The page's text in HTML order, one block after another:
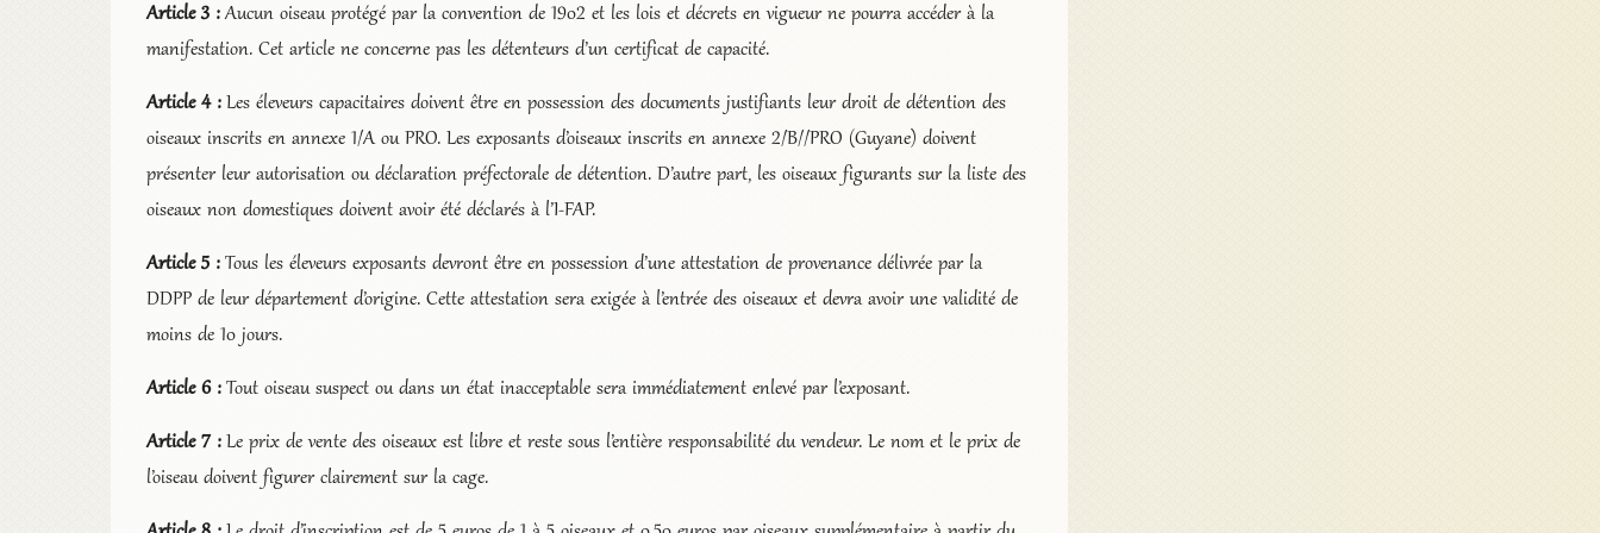
Article 3 :Aucun oiseau protégé par la convention de 1902 et les lois et décrets en vigueur ne pourra accéder à la
manifestation. Cet article ne concerne pas les détenteurs d’un certificat de capacité.
Article 4 :Les éleveurs capacitaires doivent être en possession des documents justifiants leur droit de détention des
oiseaux inscrits en annexe 1/A ou PRO. Les exposants d’oiseaux inscrits en annexe 2/B//PRO (Guyane) doivent
présenter leur autorisation ou déclaration préfectorale de détention. D’autre part, les oiseaux figurants sur la liste des
oiseaux non domestiques doivent avoir été déclarés à l’I-FAP.
Article 5 :Tous les éleveurs exposants devront être en possession d’une attestation de provenance délivrée par la
DDPP de leur département d’origine. Cette attestation sera exigée à l’entrée des oiseaux et devra avoir une validité de
moins de 10 jours.
Article 6 :Tout oiseau suspect ou dans un état inacceptable sera immédiatement enlevé par l’exposant.
Article 7 :Le prix de vente des oiseaux est libre et reste sous l’entière responsabilité du vendeur. Le nom et le prix de
l’oiseau doivent figurer clairement sur la cage.